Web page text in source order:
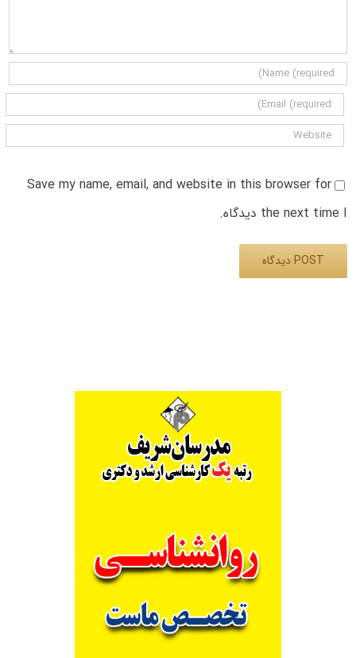
Save my name, email, and website in this browser for
the next time I دیدگاه.